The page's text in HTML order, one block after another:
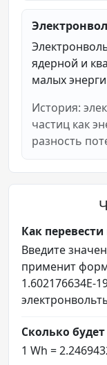
ядерной и
малых
История:
частиц как
разность
Как
Введите
применит
1.602176634E-
Сколько будет
1 Wh =